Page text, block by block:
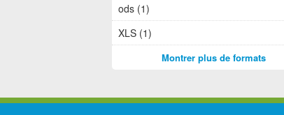
ods (1)
XLS (1)
Montrer plus de formats